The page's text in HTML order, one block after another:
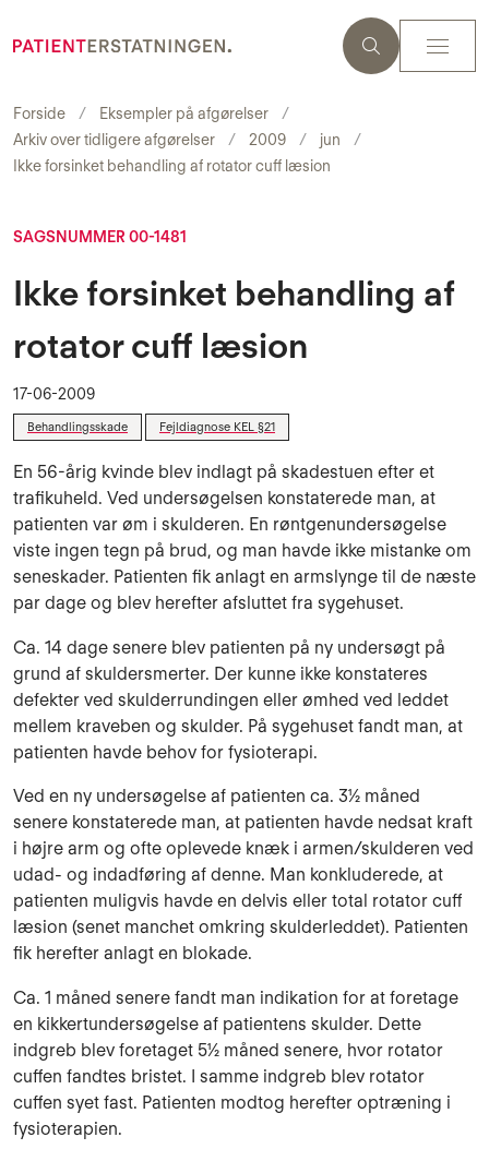
Forside
Eksempler på afgørelser
Arkiv over tidligere afgørelser
2009
jun
Ikke forsinket behandling af rotator cuff læsion
SAGSNUMMER 00-1481
Ikke forsinket behandling af
rotator cuff læsion
17-06-2009
Behandlingsskade Fejldiagnose KEL §21
En 56-årig kvinde blev indlagt på skadestuen efter et
trafikuheld. Ved undersøgelsen konsta­terede man, at
patienten var øm i skulderen. En røntgenundersøgelse
viste ingen tegn på brud, og man havde ikke mistanke om
seneskader. Patienten fik anlagt en armslynge til de næste
par dage og blev herefter afsluttet fra sygehuset.
Ca. 14 dage senere blev patienten på ny undersøgt på
grund af skuldersmerter. Der kunne ikke konstateres
defekter ved skulderrundingen eller ømhed ved leddet
mellem kraveben og skul­der. På sygehuset fandt man, at
patienten havde behov for fysioterapi.
Ved en ny undersøgelse af patienten ca. 3½ måned
senere konstaterede man, at patienten havde nedsat kraft
i højre arm og ofte oplevede knæk i armen/skulderen ved
udad- og indad­føring af denne. Man konkluderede, at
patienten muligvis havde en delvis eller total rotator cuff
læsion (senet manchet omkring skulderleddet). Patienten
fik herefter anlagt en blokade.
Ca. 1 måned senere fandt man indikation for at foretage
en kikkertundersøgelse af patientens skulder. Dette
indgreb blev foretaget 5½ måned senere, hvor rotator
cuffen fandtes bristet. I samme indgreb blev rotator
cuffen syet fast. Patienten modtog herefter optræning i
fysiotera­pien.